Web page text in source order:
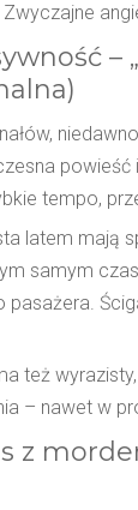
–
tempo,
latem mają
samym
pasażera.
też
– nawet w
z